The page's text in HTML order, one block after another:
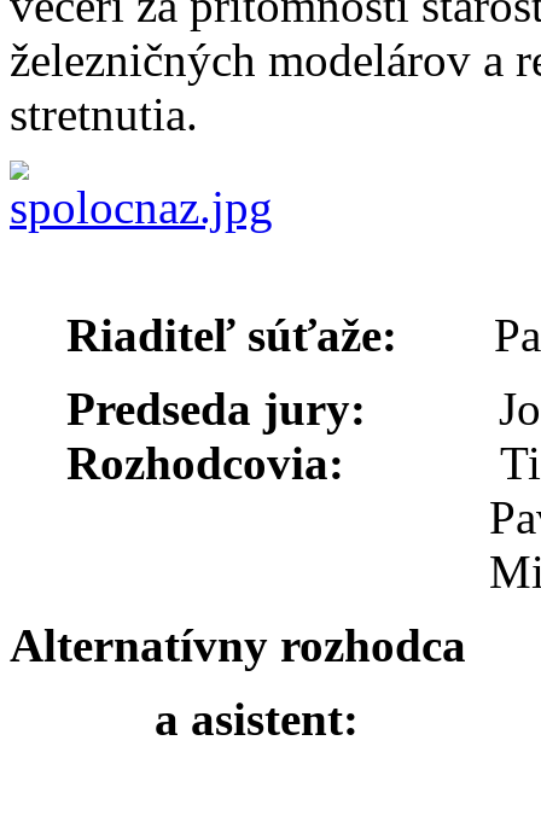
železničných modelárov a
stretnutia.
Riaditeľ súťaže:
Predseda jury:
Rozhodcovia:
Alternatívny rozhodca
a asistent: